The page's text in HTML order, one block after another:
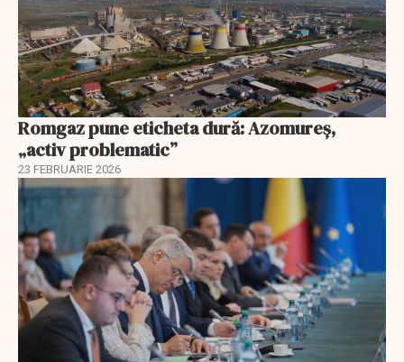
Romgaz pune eticheta dură: Azomureș,
„activ problematic”
23 FEBRUARIE 2026